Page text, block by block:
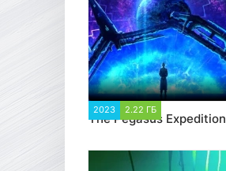
2023 2.22 ГБ
The Pegasus Expedition